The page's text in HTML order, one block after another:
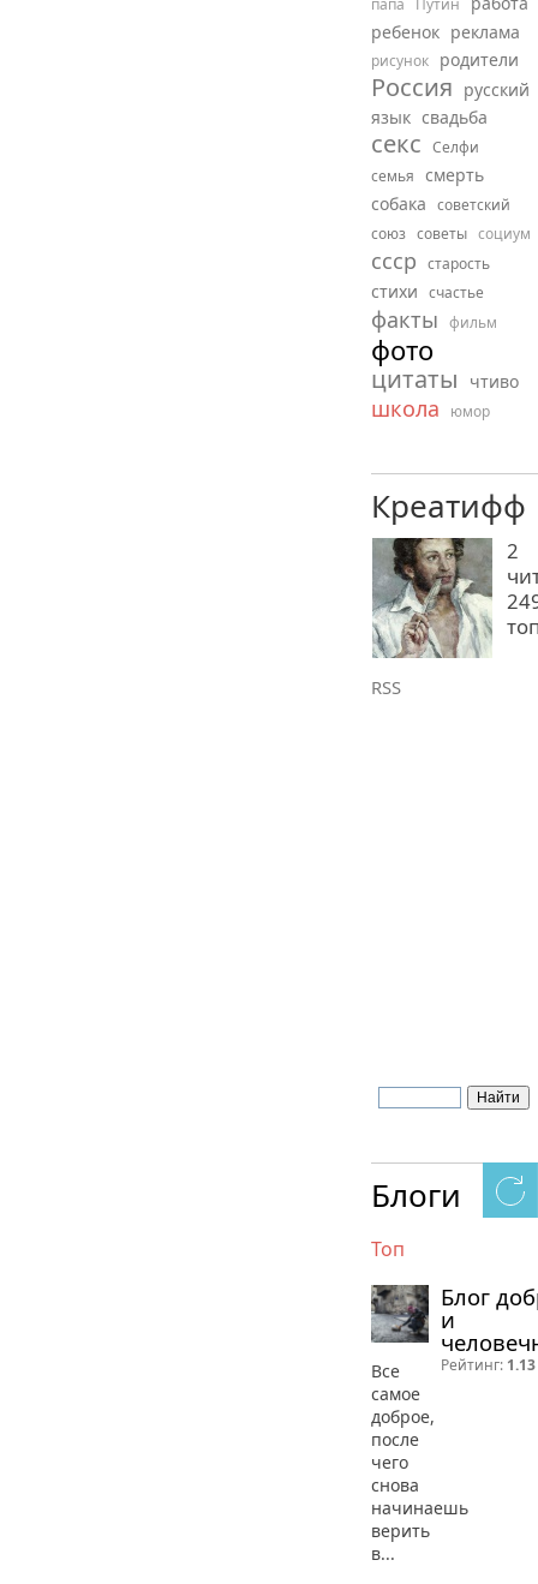
Креатифф
2
RSS
папа Путин
ребенок реклама
рисунок родители
Россия русский
язык свадьба
секс Селфи
семья смерть
собака советский
союз советы социум
ссср старость
стихи счастье
факты фильм
фото
цитаты чтиво
школа юмор
Блоги
Топ
Блог
и
Все
самое
доброе,
после
чего
снова
начинаешь
верить
в...
Рейтинг: 1.13